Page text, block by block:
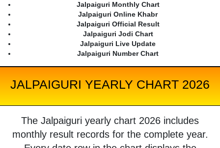
Jalpaiguri Monthly Chart
Jalpaiguri Online Khabr
Jalpaiguri Official Result
Jalpaiguri Jodi Chart
Jalpaiguri Live Update
Jalpaiguri Number Chart
JALPAIGURI YEARLY CHART 2026
The Jalpaiguri yearly chart 2026 includes
monthly result records for the complete year.